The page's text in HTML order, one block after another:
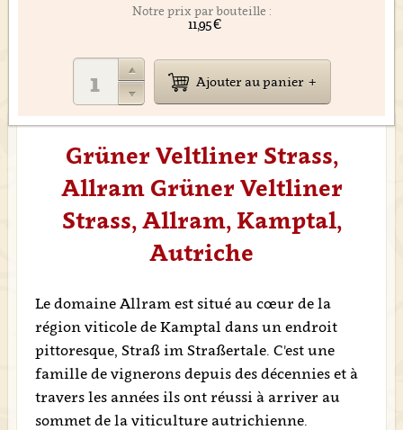
Notre prix par bouteille :
11,95 €
Ajouter au panier
Grüner Veltliner Strass,
Allram Grüner Veltliner
Strass, Allram, Kamptal,
Autriche
Le domaine Allram est situé au cœur de la
région viticole de Kamptal dans un endroit
pittoresque, Straß im Straßertale. C'est une
famille de vignerons depuis des décennies et à
travers les années ils ont réussi à arriver au
sommet de la viticulture autrichienne.